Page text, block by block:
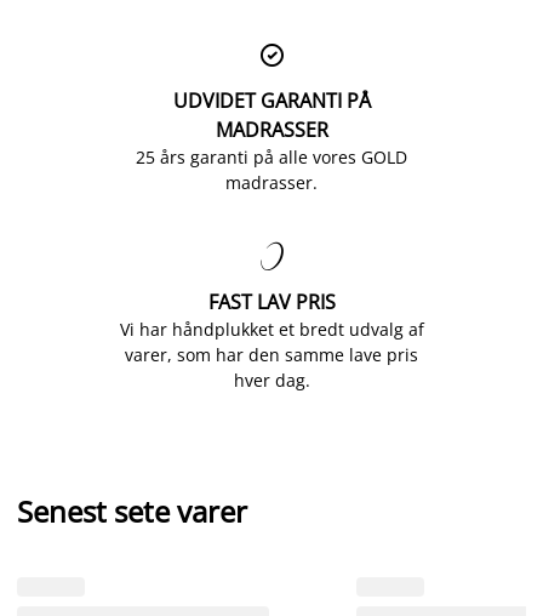

UDVIDET GARANTI PÅ
MADRASSER
25 års garanti på alle vores GOLD
madrasser.

FAST LAV PRIS
Vi har håndplukket et bredt udvalg af
varer, som har den samme lave pris
hver dag.
Senest sete varer